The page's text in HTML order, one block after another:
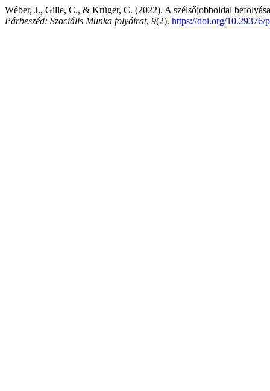
Wéber, J., Gille, C., & Krüger, C. (2022). A szélsőjobboldal
Párbeszéd: Szociális Munka folyóirat, 9(2). https://doi.org/10.29376/